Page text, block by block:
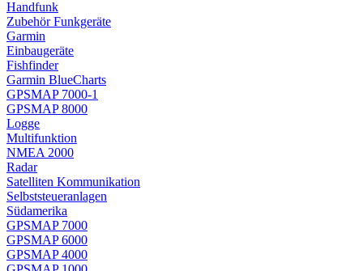
Handfunk
Zubehör Funkgeräte
Garmin
Einbaugeräte
Fishfinder
Garmin BlueCharts
GPSMAP 7000-1
GPSMAP 8000
Logge
Multifunktion
NMEA 2000
Radar
Satelliten Kommunikation
Selbststeueranlagen
Südamerika
GPSMAP 7000
GPSMAP 6000
GPSMAP 4000